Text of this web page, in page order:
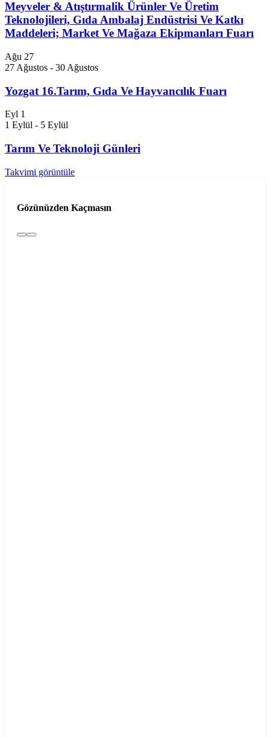
Meyveler & Atıştırmalik Ürünler Ve Üretim
Teknolojileri, Gıda Ambalaj Endüstrisi Ve Katkı
Maddeleri; Market Ve Mağaza Ekipmanları Fuarı
Ağu 27
27 Ağustos - 30 Ağustos
Yozgat 16.Tarım, Gıda Ve Hayvancılık Fuarı
Eyl 1
1 Eylül - 5 Eylül
Tarım Ve Teknoloji Günleri
Takvimi görüntüle
Gözünüzden Kaçmasın